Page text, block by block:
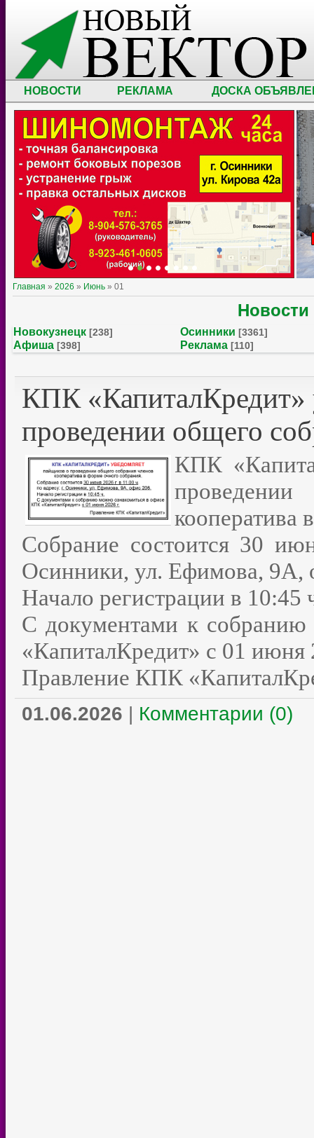
НОВОСТИ РЕКЛАМА ДОСКА
Главная » 2026 » Июнь » 01
Новости
Новокузнецк [238] Осинники [3361]
Афиша [398] Реклама [110]
КПК «КапиталКредит»
проведении общего
КПК
кооператива
Собрание состоится 30
Осинники, ул. Ефимова, 9А,
Начало регистрации в 10:45
С документами к
«КапиталКредит» с 01 июня
Правление КПК
01.06.2026 | Комментарии (0)